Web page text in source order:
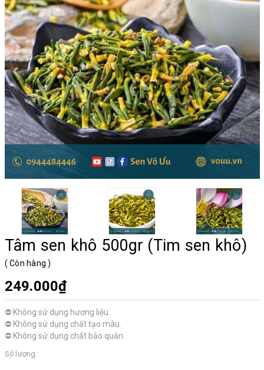
Tâm sen khô 500gr (Tim sen khô)
( Còn hàng)
249.000₫
⛔ Không sử dụng hương liệu.
⛔ Không sử dụng chất tạo màu.
⛔ Không sử dụng chất bảo quản.
Số lượng: